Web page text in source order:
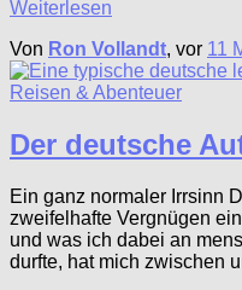
Weiterlesen
Von Ron Vollandt, vor 11
Reisen & Abenteuer
Der deutsche
Ein ganz normaler Irrsinn
zweifelhafte Vergnügen
und was ich dabei an
durfte, hat mich zwischen